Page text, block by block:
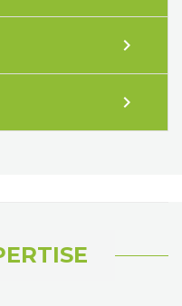
expand_more
expand_more